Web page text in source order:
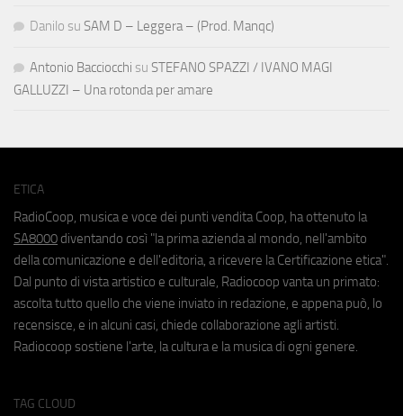
Danilo su SAM D – Leggera – (Prod. Manqc)
Antonio Bacciocchi su STEFANO SPAZZI / IVANO MAGI
GALLUZZI – Una rotonda per amare
ETICA
RadioCoop, musica e voce dei punti vendita Coop, ha ottenuto la
SA8000 diventando così "la prima azienda al mondo, nell'ambito
della comunicazione e dell'editoria, a ricevere la Certificazione etica".
Dal punto di vista artistico e culturale, Radiocoop vanta un primato:
ascolta tutto quello che viene inviato in redazione, e appena può, lo
recensisce, e in alcuni casi, chiede collaborazione agli artisti.
Radiocoop sostiene l'arte, la cultura e la musica di ogni genere.
TAG CLOUD